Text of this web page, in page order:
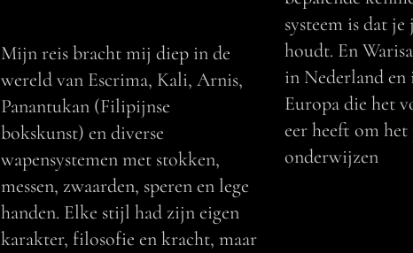
Mijn reis bracht mij diep in de
wereld van Escrima, Kali, Arnis,
Panantukan (Filipijnse
bokskunst) en diverse
wapensystemen met stokken,
messen, zwaarden, speren en lege
handen. Elke stijl had zijn eigen
karakter, filosofie en kracht, maar
systeem is dat
houdt. En
in Nederland en
Europa die het
eer heeft om
onderwijzen